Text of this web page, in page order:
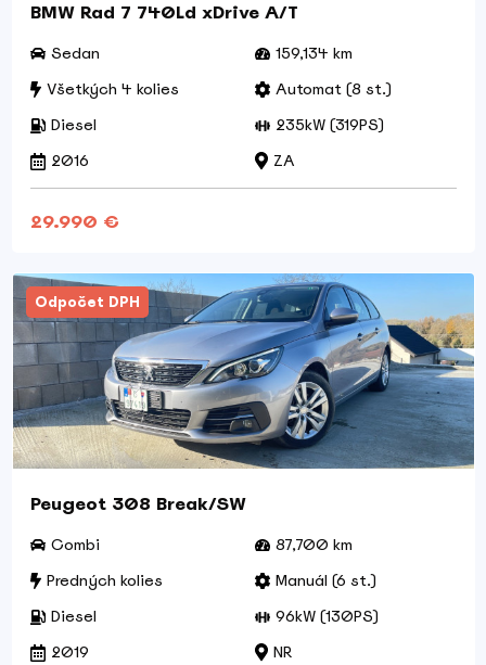
BMW Rad 7 740Ld xDrive A/T
Sedan
159,134 km
Všetkých 4 kolies
Automat (8 st.)
Diesel
235kW (319PS)
2016
ZA
29.990 €
Odpočet DPH
Peugeot 308 Break/SW
Combi
87,700 km
Predných kolies
Manuál (6 st.)
Diesel
96kW (130PS)
2019
NR